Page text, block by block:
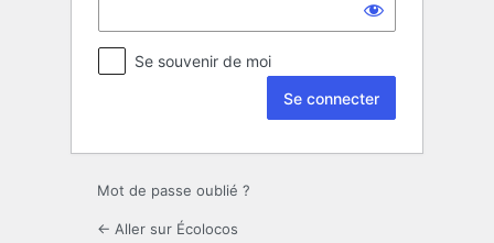
Se souvenir de moi
Mot de passe oublié ?
← Aller sur Écolocos